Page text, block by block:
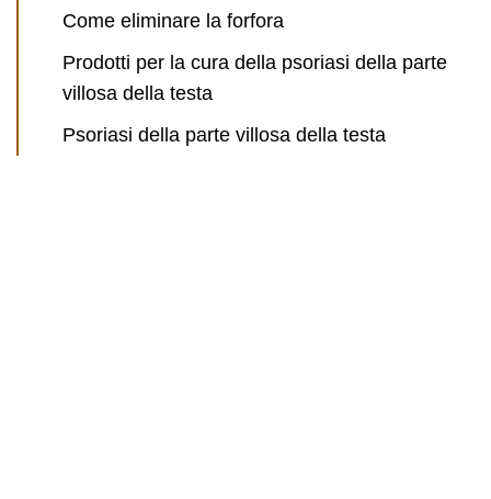
Come eliminare la forfora
Prodotti per la cura della psoriasi della parte
villosa della testa
Psoriasi della parte villosa della testa